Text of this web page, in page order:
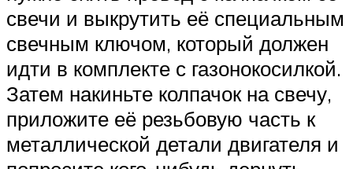
свечи и выкрутить её специальным
свечным ключом, который должен
идти в комплекте с газонокосилкой.
Затем накиньте колпачок на свечу,
приложите её резьбовую часть к
металлической детали двигателя и